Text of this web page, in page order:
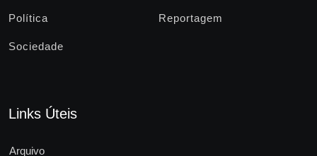
Política Reportagem
Sociedade
Links Úteis
Arquivo